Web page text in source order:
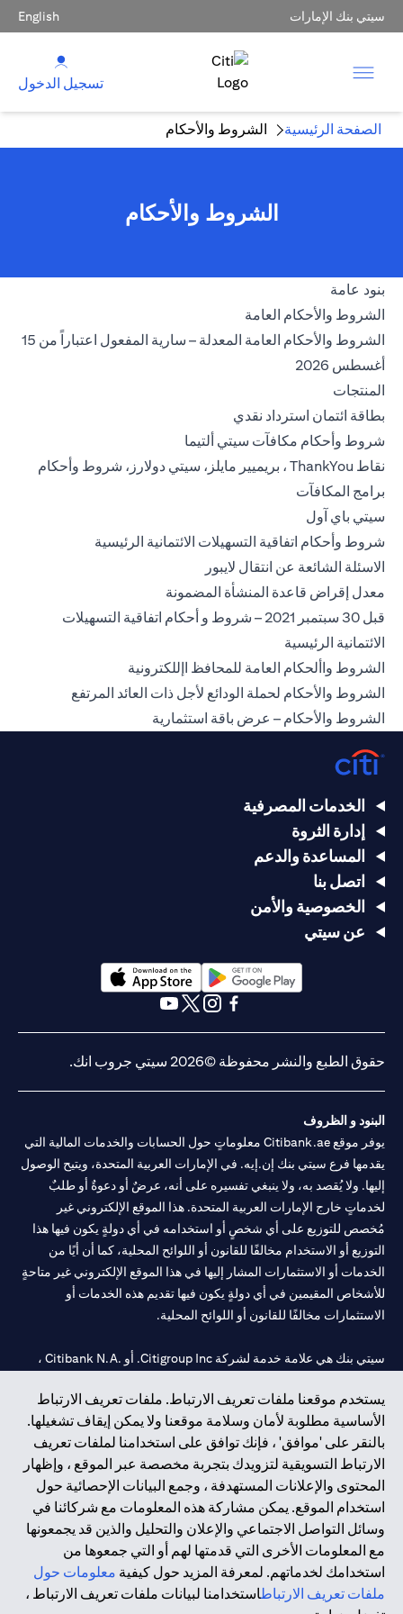
سيتي بنك الإمارات English
تسجيل الدخول
الصفحة الرئيسية الشروط والأحكام
الشروط والأحكام
بنود عامة
الشروط والأحكام العامة
الشروط والأحكام العامة المعدلة – سارية المفعول اعتباراً من 15
أغسطس 2026
المنتجات
بطاقة ائتمان استرداد نقدي
شروط وأحكام مكافآت سيتي ألتيما
نقاط ThankYou ، بريميير مايلز، سيتي دولارز، شروط وأحكام
برامج المكافآت
سيتي باي آول
شروط وأحكام اتفاقية التسهيلات الائتمانية الرئيسية
الاسئلة الشائعة عن انتقال لايبور
معدل إقراض قاعدة المنشأة المضمونة
قبل 30 سبتمبر 2021 – شروط و أحكام اتفاقية التسهيلات
الائتمانية الرئيسية
الشروط واألحكام العامة للمحافظ اإللكترونية
الشروط والأحكام لحملة الودائع لأجل ذات العائد المرتفع
الشروط والأحكام – عرض باقة استثمارية
يستخدم موقعنا ملفات تعريف الارتباط. ملفات تعريف الارتباط
الأساسية مطلوبة لأمان وسلامة موقعنا ولا يمكن إيقاف تشغيلها.
بالنقر على 'موافق' ، فإنك توافق على استخدامنا لملفات تعريف
الارتباط التسويقية لتزويدك بتجربة مخصصة عبر الموقع ، وإظهار
المحتوى والإعلانات المستهدفة ، وجمع البيانات الإحصائية حول
استخدام الموقع. يمكن مشاركة هذه المعلومات مع شركائنا في
وسائل التواصل الاجتماعي والإعلان والتحليل والذين قد يجمعونها
مع المعلومات الأخرى التي قدمتها لهم أو التي جمعوها من
استخدامك لخدماتهم. لمعرفة المزيد حول كيفية معلومات حول
ملفات تعريف الارتباطاستخدامنا لبيانات ملفات تعريف الارتباط ،
الخدمات المصرفية
إدارة الثروة
المساعدة والدعم
اتصل بنا
الخصوصية والأمن
عن سيتي
opens in a new tab
opens in a new tab
حقوق الطبع والنشر محفوظة ©2026 سيتي جروب انك.
البنود و الظروف
يوفر موقع Citibank.ae معلوماتٍ حول الحسابات والخدمات المالية التي
يقدمها فرع سيتي بنك إن.إيه. في الإمارات العربية المتحدة، ويتيح الوصول
إليها. ولا يُقصد به، ولا ينبغي تفسيره على أنه، عرضٌ أو دعوةٌ أو طلبٌ
لخدماتٍ خارج الإمارات العربية المتحدة. هذا الموقع الإلكتروني غير
مُخصص للتوزيع على أي شخصٍ أو استخدامه في أي دولةٍ يكون فيها هذا
التوزيع أو الاستخدام مخالفًا للقانون أو اللوائح المحلية، كما أن أيًا من
الخدمات أو الاستثمارات المشار إليها في هذا الموقع الإلكتروني غير متاحةٍ
للأشخاص المقيمين في أي دولةٍ يكون فيها تقديم هذه الخدمات أو
الاستثمارات مخالفًا للقانون أو اللوائح المحلية.
سيتي بنك هي علامة خدمة لشركة Citigroup Inc. أو .Citibank N.A ،
سيتي بنك إن. إيه. الإمارات مسجل لدى مصرف الإمارات المركزي تحت
أرقام التراخيص 202563 لفرع الوصل في دبي، 531989 لفرع مول
الإمارات في دبي، و CN-1002019 لفرع أبوظبي. هاتف: 4000 311 04.
فرع سيتي بنك إن إيه - الإمارات العربية المتحدة مرخص من مصرف
الإمارات العربية المتحدة المركزي كفرع لبنك أجنبي.
سيتي بنك إن إيه الإمارات العربية المتحدة مرخص من هيئة الأوراق المالية
والسلع في الإمارات العربية المتحدة ("SCA") للقيام بالنشاط المالي لـ أ)
الاستشارات المالية والتعريف والترويج بموجب ترخيص رقم
20200000097 ب) وسيط تداول في الأسواق الدولية بموجب ترخيص